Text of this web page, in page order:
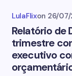
LulaFlixon 26/
Relatório de
trimestre
executivo